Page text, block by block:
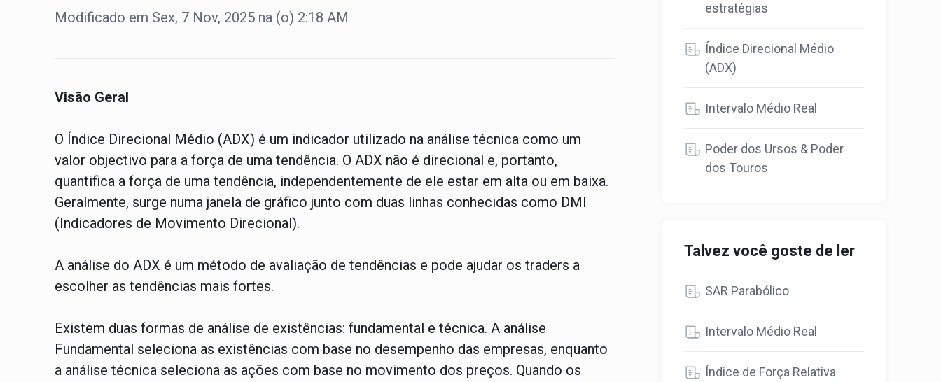
Modificado em Sex, 7 Nov, 2025 na (o) 2:18 AM
Visão Geral
O Índice Direcional Médio (ADX) é um indicador utilizado na análise técnica como um
valor objectivo para a força de uma tendência. O ADX não é direcional e, portanto,
quantifica a força de uma tendência, independentemente de ele estar em alta ou em baixa.
Geralmente, surge numa janela de gráfico junto com duas linhas conhecidas como DMI
(Indicadores de Movimento Direcional).
A análise do ADX é um método de avaliação de tendências e pode ajudar os traders a
escolher as tendências mais fortes.
Existem duas formas de análise de existências: fundamental e técnica. A análise
Fundamental seleciona as existências com base no desempenho das empresas, enquanto
a análise técnica seleciona as ações com base no movimento dos preços. Quando os
estratégias
Índice Direcional Médio
(ADX)
Intervalo Médio Real
Poder dos Ursos & Poder
dos Touros
Talvez você goste de ler
SAR Parabólico
Intervalo Médio Real
Índice de Força Relativa